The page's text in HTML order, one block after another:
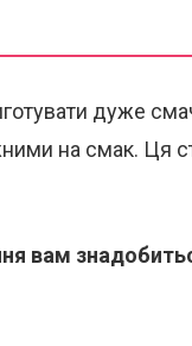
дуже
на смак. Ця
вам